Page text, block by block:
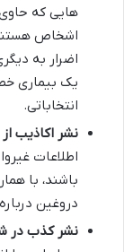
هایی که
اشخاص
اضرار به
یک بیماری
انتخاباتی.
نشر اکاذیب
اطلاعات
باشند، با
دروغین
نشر کذب در